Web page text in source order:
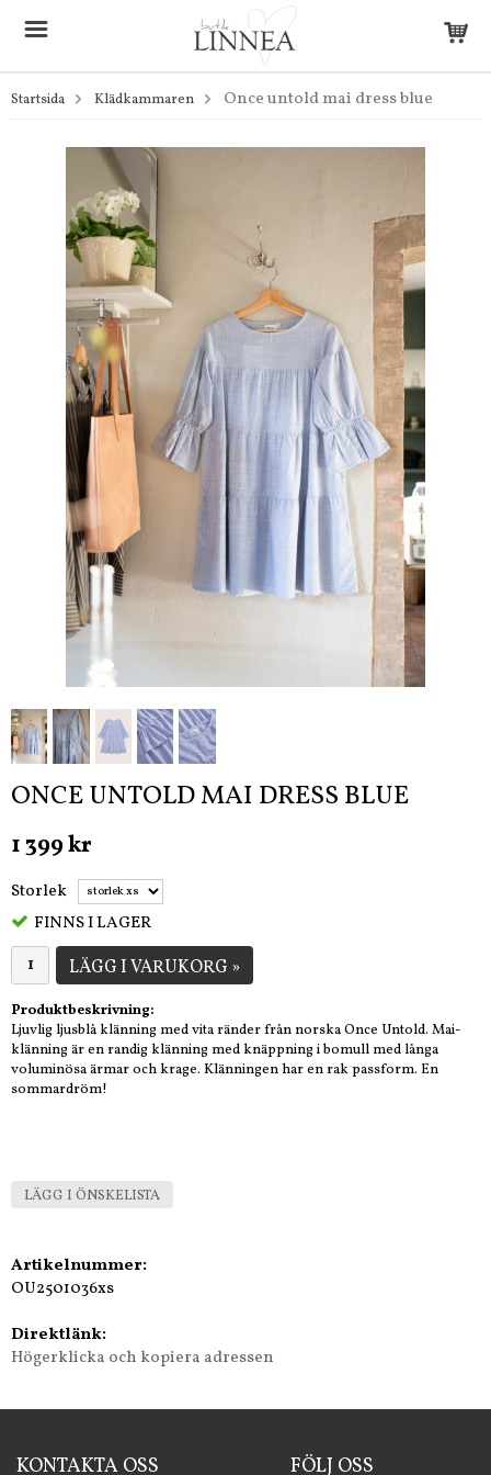
Startsida Klädkammaren Once untold mai dress blue
ONCE UNTOLD MAI DRESS BLUE
1 399 kr
Storlek
FINNS I LAGER
LÄGG I VARUKORG »
Produktbeskrivning:
Ljuvlig ljusblå klänning med vita ränder från norska Once Untold. Mai-
klänning är en randig klänning med knäppning i bomull med långa
voluminösa ärmar och krage. Klänningen har en rak passform. En
sommardröm!
LÄGG I ÖNSKELISTA
Artikelnummer:
OU2501036xs
Direktlänk:
Högerklicka och kopiera adressen
KONTAKTA OSS FÖLJ OSS